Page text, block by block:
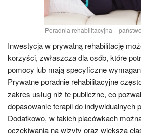
Poradnia rehabilitacyjna –
Inwestycja w prywatną rehabilitację
korzyści, zwłaszcza dla osób, które
pomocy lub mają specyficzne
Prywatne poradnie rehabilitacyjne
zakres usług niż te publiczne, co
dopasowanie terapii do indywidualnych
Dodatkowo, w takich placówkach
oczekiwania na wizyty oraz większą